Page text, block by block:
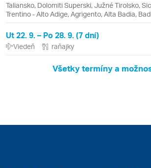
Taliansko, Dolomiti Superski, Južné Tirolsko,
Trentino - Alto Adige, Agrigento, Alta Badia,
Catania, Lipari, Liparské ostrovy, Monreale,
Palermo, Sella Ronda, Taormina, Vulcano
Ut 22. 9. – Po 28. 9. (7 dní)
Viedeň raňajky
Všetky termíny a